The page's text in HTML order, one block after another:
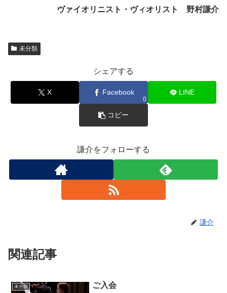
ヴァイオリニスト・ヴィオリスト 野村謙介
未分類
シェアする
X Facebook
0
LINE
コピー
謙介をフォローする
謙介
関連記事
未分類 ご入会